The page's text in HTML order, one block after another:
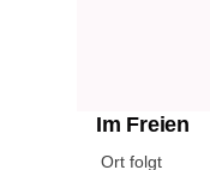
Im Freien
Ort folgt